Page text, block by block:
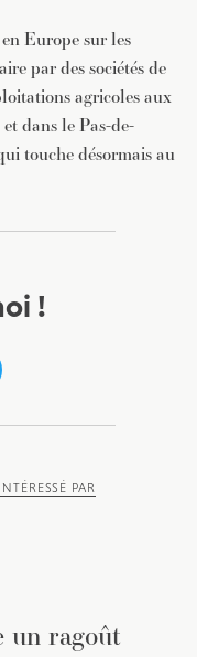
Europe sur les
par des sociétés de
agricoles aux
dans le Pas-de-
touche désormais au
!
PAR
un ragoût